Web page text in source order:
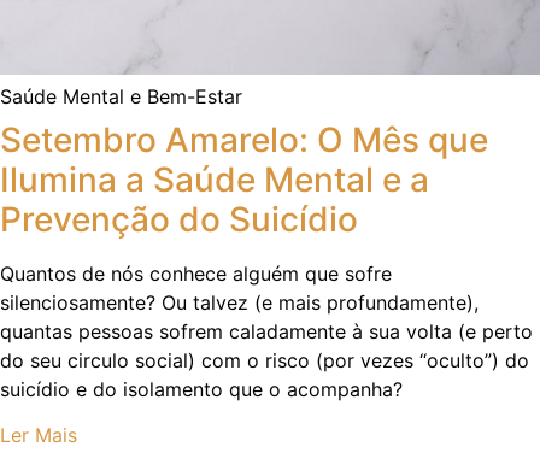
Saúde Mental e Bem-Estar
Setembro Amarelo: O Mês que
Ilumina a Saúde Mental e a
Prevenção do Suicídio
Quantos de nós conhece alguém que sofre
silenciosamente? Ou talvez (e mais profundamente),
quantas pessoas sofrem caladamente à sua volta (e perto
do seu circulo social) com o risco (por vezes “oculto”) do
suicídio e do isolamento que o acompanha?
Ler Mais